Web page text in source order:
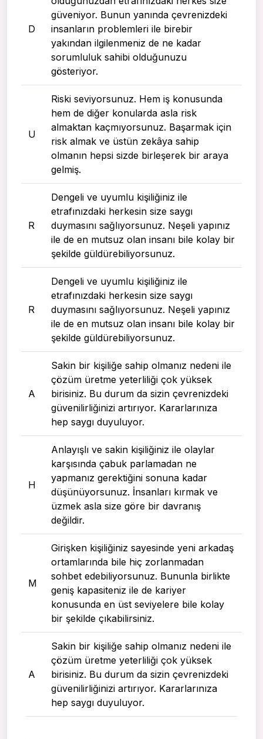
D
güveniyor. Bunun yanında çevrenizdeki
insanların problemleri ile birebir
yakından ilgilenmeniz de ne kadar
sorumluluk sahibi olduğunuzu
gösteriyor.
U
Riski seviyorsunuz. Hem iş konusunda
hem de diğer konularda asla risk
almaktan kaçmıyorsunuz. Başarmak için
risk almak ve üstün zekâya sahip
olmanın hepsi sizde birleşerek bir araya
gelmiş.
R
Dengeli ve uyumlu kişiliğiniz ile
etrafınızdaki herkesin size saygı
duymasını sağlıyorsunuz. Neşeli yapınız
ile de en mutsuz olan insanı bile kolay bir
şekilde güldürebiliyorsunuz.
R
Dengeli ve uyumlu kişiliğiniz ile
etrafınızdaki herkesin size saygı
duymasını sağlıyorsunuz. Neşeli yapınız
ile de en mutsuz olan insanı bile kolay bir
şekilde güldürebiliyorsunuz.
A
Sakin bir kişiliğe sahip olmanız nedeni ile
çözüm üretme yeterliliği çok yüksek
birisiniz. Bu durum da sizin çevrenizdeki
güvenilirliğinizi artırıyor. Kararlarınıza
hep saygı duyuluyor.
H
Anlayışlı ve sakin kişiliğiniz ile olaylar
karşısında çabuk parlamadan ne
yapmanız gerektiğini sonuna kadar
düşünüyorsunuz. İnsanları kırmak ve
üzmek asla size göre bir davranış
değildir.
M
Girişken kişiliğiniz sayesinde yeni arkadaş
ortamlarında bile hiç zorlanmadan
sohbet edebiliyorsunuz. Bununla birlikte
geniş kapasiteniz ile de kariyer
konusunda en üst seviyelere bile kolay
bir şekilde çıkabilirsiniz.
A
Sakin bir kişiliğe sahip olmanız nedeni ile
çözüm üretme yeterliliği çok yüksek
birisiniz. Bu durum da sizin çevrenizdeki
güvenilirliğinizi artırıyor. Kararlarınıza
hep saygı duyuluyor.